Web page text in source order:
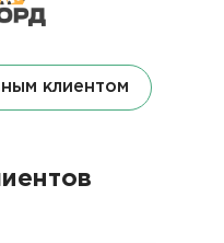
клиентом